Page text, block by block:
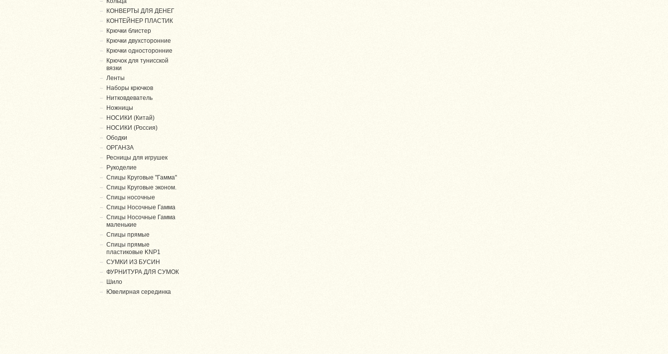
КОНВЕРТЫ ДЛЯ ДЕНЕГ
КОНТЕЙНЕР ПЛАСТИК
Крючки блистер
Крючки двухсторонние
Крючки односторонние
Крючок для тунисской
вязки
Ленты
Наборы крючков
Нитковдеватель
Ножницы
НОСИКИ (Китай)
НОСИКИ (Россия)
Ободки
ОРГАНЗА
Ресницы для игрушек
Рукоделие
Спицы Круговые "Гамма"
Спицы Круговые эконом.
Спицы носочные
Спицы Носочные Гамма
Спицы Носочные Гамма
маленькие
Спицы прямые
Спицы прямые
пластиковые KNP1
СУМКИ ИЗ БУСИН
ФУРНИТУРА ДЛЯ СУМОК
Шило
Ювелирная серединка